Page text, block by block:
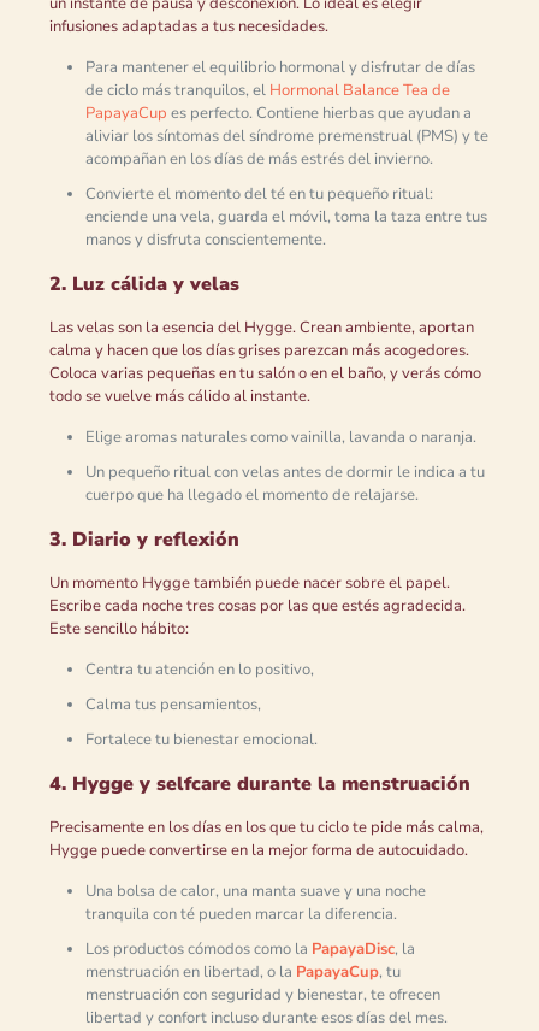
infusiones adaptadas a tus necesidades.
Para mantener el equilibrio hormonal y disfrutar de días
de ciclo más tranquilos, el Hormonal Balance Tea de
PapayaCup es perfecto. Contiene hierbas que ayudan a
aliviar los síntomas del síndrome premenstrual (PMS) y te
acompañan en los días de más estrés del invierno.
Convierte el momento del té en tu pequeño ritual:
enciende una vela, guarda el móvil, toma la taza entre tus
manos y disfruta conscientemente.
2. Luz cálida y velas
Las velas son la esencia del Hygge. Crean ambiente, aportan
calma y hacen que los días grises parezcan más acogedores.
Coloca varias pequeñas en tu salón o en el baño, y verás cómo
todo se vuelve más cálido al instante.
Elige aromas naturales como vainilla, lavanda o naranja.
Un pequeño ritual con velas antes de dormir le indica a tu
cuerpo que ha llegado el momento de relajarse.
3. Diario y reflexión
Un momento Hygge también puede nacer sobre el papel.
Escribe cada noche tres cosas por las que estés agradecida.
Este sencillo hábito:
Centra tu atención en lo positivo,
Calma tus pensamientos,
Fortalece tu bienestar emocional.
4. Hygge y selfcare durante la menstruación
Precisamente en los días en los que tu ciclo te pide más calma,
Hygge puede convertirse en la mejor forma de autocuidado.
Una bolsa de calor, una manta suave y una noche
tranquila con té pueden marcar la diferencia.
Los productos cómodos como la PapayaDisc, la
menstruación en libertad, o la PapayaCup, tu
menstruación con seguridad y bienestar, te ofrecen
libertad y confort incluso durante esos días del mes.